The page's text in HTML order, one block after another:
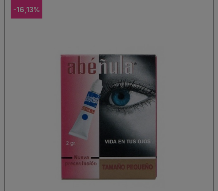
-16,13%